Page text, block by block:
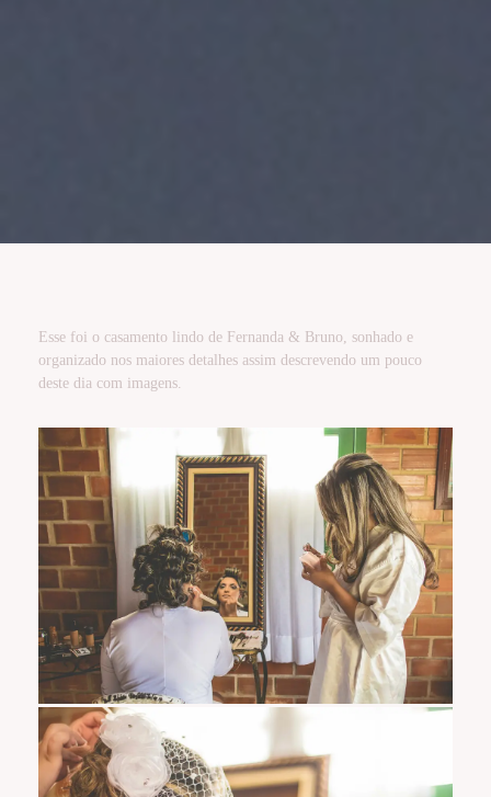
Esse foi o casamento lindo de Fernanda & Bruno, sonhado e
organizado nos maiores detalhes assim descrevendo um pouco
deste dia com imagens.